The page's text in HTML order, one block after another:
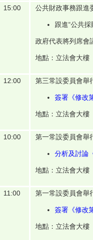
15:00 公共財政事務跟進
跟進“公共
政府代表將列席會
地點：立法會大樓
12:00 第三常設委員會舉
簽署《修改
地點：立法會大樓
10:00 第一常設委員會舉
分析及討論
地點：立法會大樓
11:00 第一常設委員會舉
簽署《修改
地點：立法會大樓